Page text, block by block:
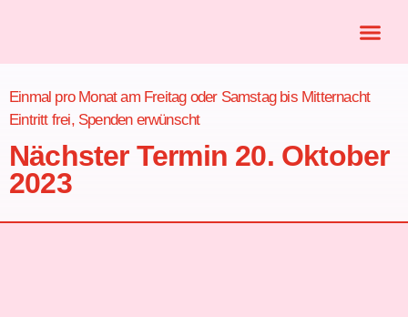
Einmal pro Monat am Freitag oder Samstag bis Mitternacht
Eintritt frei, Spenden erwünscht
Nächster Termin 20. Oktober
2023